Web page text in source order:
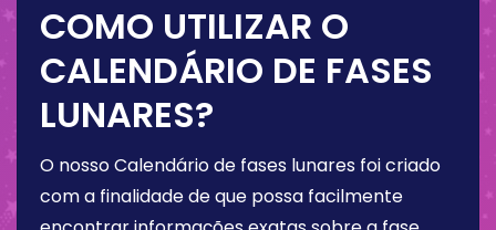
COMO UTILIZAR O
CALENDÁRIO DE FASES
LUNARES?
O nosso Calendário de fases lunares foi criado
com a finalidade de que possa facilmente